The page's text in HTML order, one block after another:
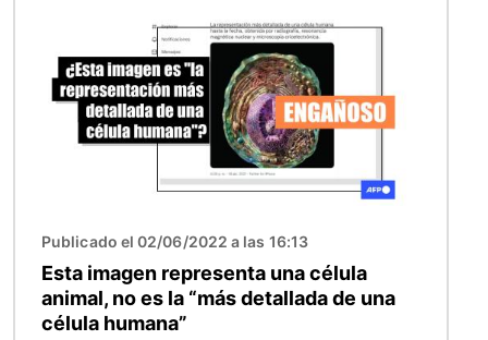
Publicado el 02/06/2022 a las 16:13
Esta imagen representa una célula
animal, no es la “más detallada de una
célula humana”